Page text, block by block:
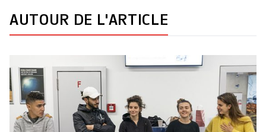
AUTOUR DE L'ARTICLE